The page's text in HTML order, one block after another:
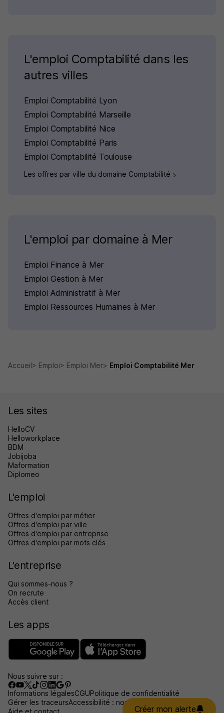
Créer mon alerte
L'emploi Comptabilité dans les
autres villes
Emploi Comptabilité Lyon
Emploi Comptabilité Marseille
Emploi Comptabilité Nice
Emploi Comptabilité Paris
Emploi Comptabilité Toulouse
Les offres par ville du domaine Comptabilité
L'emploi par domaine à Mer
Emploi Finance à Mer
Emploi Gestion à Mer
Emploi Administratif à Mer
Emploi Ressources Humaines à Mer
Accueil Emploi Emploi Mer Emploi Comptabilité Mer
Les sites
HelloCV
Helloworkplace
BDM
Jobijoba
Maformation
Diplomeo
L'emploi
Offres d'emploi par métier
Offres d'emploi par ville
Offres d'emploi par entreprise
Offres d'emploi par mots clés
L'entreprise
Qui sommes-nous ?
On recrute
Accès client
Les apps
Nous suivre sur :
Informations légalesCGUPolitique de confidentialité
Gérer les traceursAccessibilité : non conforme
Aide et contact